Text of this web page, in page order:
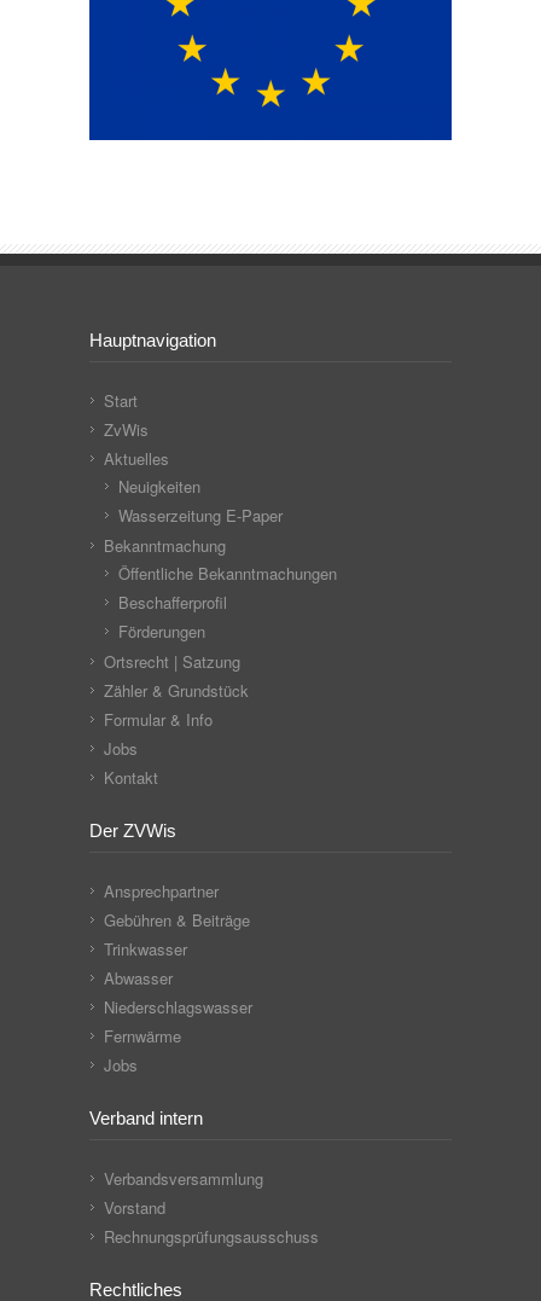
Hauptnavigation
Start
ZvWis
Aktuelles
Neuigkeiten
Wasserzeitung E-Paper
Bekanntmachung
Öffentliche Bekanntmachungen
Beschafferprofil
Förderungen
Ortsrecht | Satzung
Zähler & Grundstück
Formular & Info
Jobs
Kontakt
Der ZVWis
Ansprechpartner
Gebühren & Beiträge
Trinkwasser
Abwasser
Niederschlagswasser
Fernwärme
Jobs
Verband intern
Verbandsversammlung
Vorstand
Rechnungsprüfungsausschuss
Rechtliches